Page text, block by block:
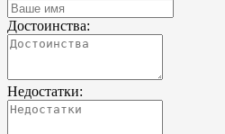
Достоинства:
Недостатки: